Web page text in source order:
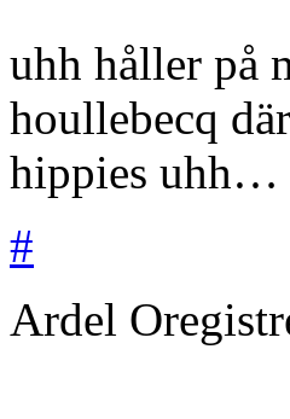
uhh håller på
houllebecq
hippies uhh…
#
Ardel